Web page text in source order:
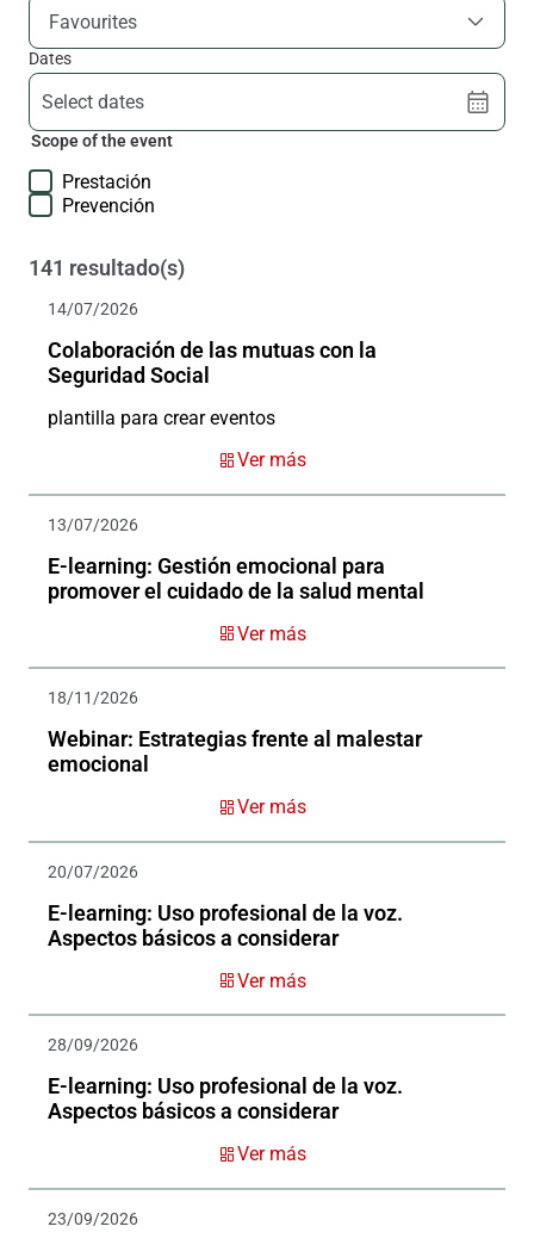
Favourites
Dates
Select dates
Scope of the event
Prestación
Prevención
141 resultado(s)
14/07/2026
Colaboración de las mutuas con la
Seguridad Social
plantilla para crear eventos
Ver más
13/07/2026
E-learning: Gestión emocional para
promover el cuidado de la salud mental
Ver más
18/11/2026
Webinar: Estrategias frente al malestar
emocional
Ver más
20/07/2026
E-learning: Uso profesional de la voz.
Aspectos básicos a considerar
Ver más
28/09/2026
E-learning: Uso profesional de la voz.
Aspectos básicos a considerar
Ver más
23/09/2026